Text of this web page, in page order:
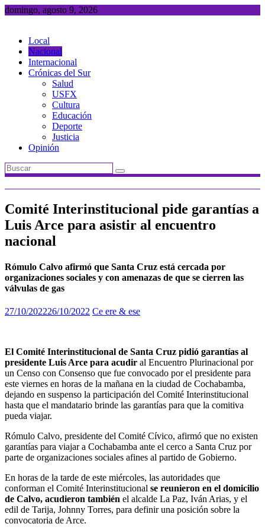
Saltar
domingo, agosto 9, 2026
Local
Nacional
Internacional
Crónicas del Sur
Salud
USFX
Cultura
Educación
Deporte
Justicia
Opinión
Comité Interinstitucional pide garantías a
Luis Arce para asistir al encuentro
nacional
Rómulo Calvo afirmó que Santa Cruz está cercada por
organizaciones sociales y con amenazas de que se cierren las
válvulas de gas
27/10/202226/10/2022 Ce ere & ese
El Comité Interinstitucional de Santa Cruz pidió garantías al
presidente Luis Arce para acudir al Encuentro Plurinacional por
un Censo con Consenso que fue convocado por el presidente para
este viernes en horas de la mañana en la ciudad de Cochabamba,
dejando en suspenso la participación del Comité Interinstitucional
hasta que el mandatario brinde las garantías para que la comitiva
pueda viajar.
Rómulo Calvo, presidente del Comité Cívico, afirmó que no existen
garantías para viajar a Cochabamba ante el cerco a Santa Cruz por
parte de organizaciones sociales afines al partido de Gobierno.
En horas de la tarde de este miércoles, las autoridades que
conforman el Comité Interinstitucional se reunieron en el domicilio
de Calvo, acudieron también el alcalde La Paz, Iván Arias, y el
edil de Tarija, Johnny Torres, para definir una posición sobre la
convocatoria de Arce.